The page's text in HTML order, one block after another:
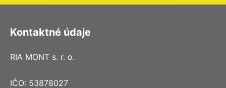
Kontaktné údaje
RIA MONT s. r. o.
IČO: 53878027